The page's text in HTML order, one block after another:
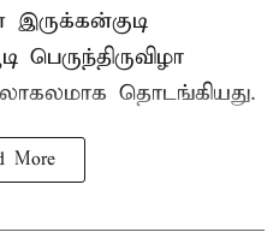
தொடங்கியது.
More